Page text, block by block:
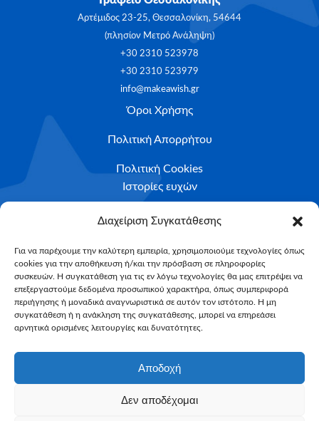
Διαχείριση Συγκατάθεσης
Για να παρέχουμε την καλύτερη εμπειρία, χρησιμοποιούμε τεχνολογίες όπως
cookies για την αποθήκευση ή/και την πρόσβαση σε πληροφορίες
συσκευών. Η συγκατάθεση για τις εν λόγω τεχνολογίες θα μας επιτρέψει να
επεξεργαστούμε δεδομένα προσωπικού χαρακτήρα, όπως συμπεριφορά
περιήγησης ή μοναδικά αναγνωριστικά σε αυτόν τον ιστότοπο. Η μη
συγκατάθεση ή η ανάκληση της συγκατάθεσης, μπορεί να επηρεάσει
αρνητικά ορισμένες λειτουργίες και δυνατότητες.
Αποδοχή
Δεν αποδέχομαι
Αρτέμιδος 23-25, Θεσσαλονίκη, 54644
(πλησίον Μετρό Ανάληψη)
+30 2310 523978
+30 2310 523979
info@makeawish.gr
Όροι Χρήσης
Πολιτική Απορρήτου
Πολιτική Cookies
Ιστορίες ευχών
Το ταξίδι της ευχής
Υποβολή Αιτήματος
NEWSLETTER
Email*